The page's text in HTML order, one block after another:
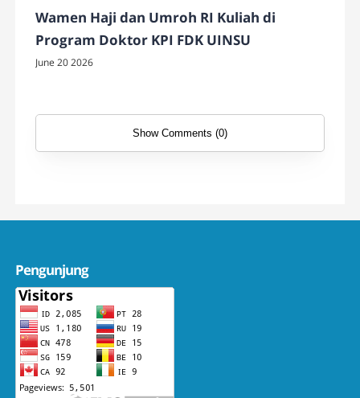
Wamen Haji dan Umroh RI Kuliah di
Program Doktor KPI FDK UINSU
June 20 2026
Show Comments (0)
Pengunjung